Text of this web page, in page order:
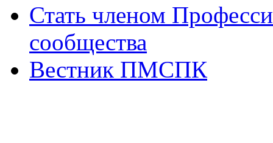
Стать членом
сообщества
Вестник ПМСПК